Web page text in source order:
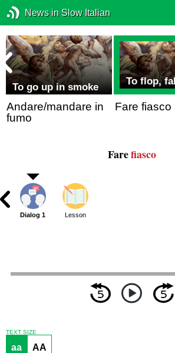
News in Slow Italian
To go up in smoke
Andare/mandare in
fumo
To flop,
Fare fiasco
Farefiasco
Dialog 1 Lesson
TEXT SIZE
aa AA